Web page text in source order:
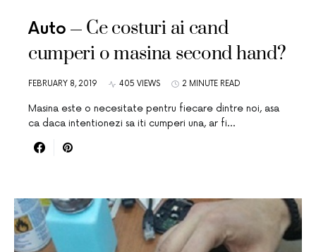
Auto
Ce costuri ai cand
cumperi o masina second hand?
FEBRUARY 8, 2019 405 VIEWS 2 MINUTE READ
Masina este o necesitate pentru fiecare dintre noi, asa
ca daca intentionezi sa iti cumperi una, ar fi…